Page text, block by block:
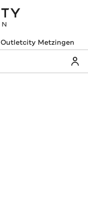
Outletcity Metzingen